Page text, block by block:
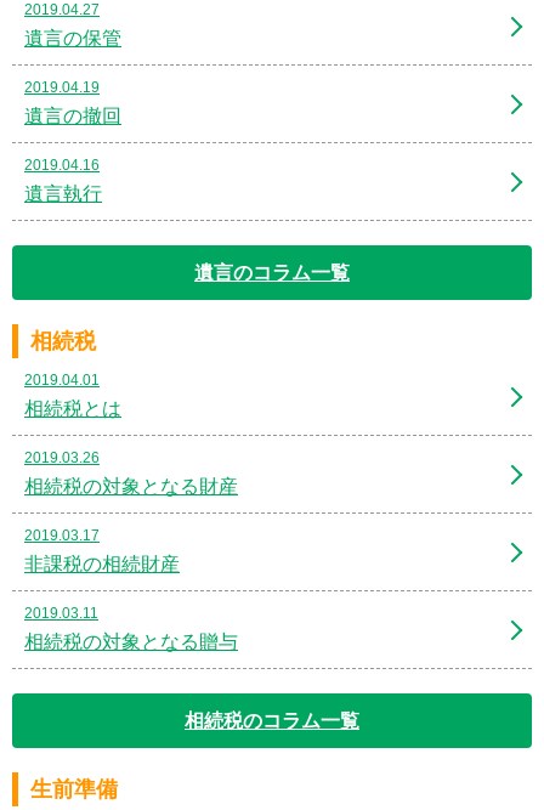
2019.04.27
遺言の保管
2019.04.19
遺言の撤回
2019.04.16
遺言執行
遺言のコラム一覧
相続税
2019.04.01
相続税とは
2019.03.26
相続税の対象となる財産
2019.03.17
非課税の相続財産
2019.03.11
相続税の対象となる贈与
相続税のコラム一覧
生前準備